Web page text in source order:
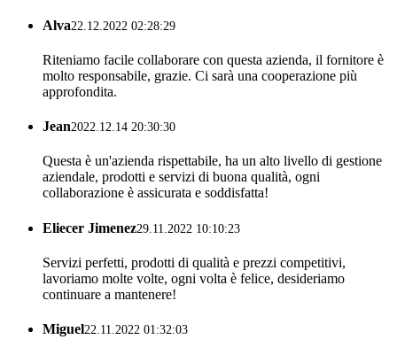
Alva22.12.2022 02:28:29
Riteniamo facile collaborare con questa azienda, il fornitore è
molto responsabile, grazie. Ci sarà una cooperazione più
approfondita.
Jean2022.12.14 20:30:30
Questa è un'azienda rispettabile, ha un alto livello di gestione
aziendale, prodotti e servizi di buona qualità, ogni
collaborazione è assicurata e soddisfatta!
Eliecer Jimenez29.11.2022 10:10:23
Servizi perfetti, prodotti di qualità e prezzi competitivi,
lavoriamo molte volte, ogni volta è felice, desideriamo
continuare a mantenere!
Miguel22.11.2022 01:32:03